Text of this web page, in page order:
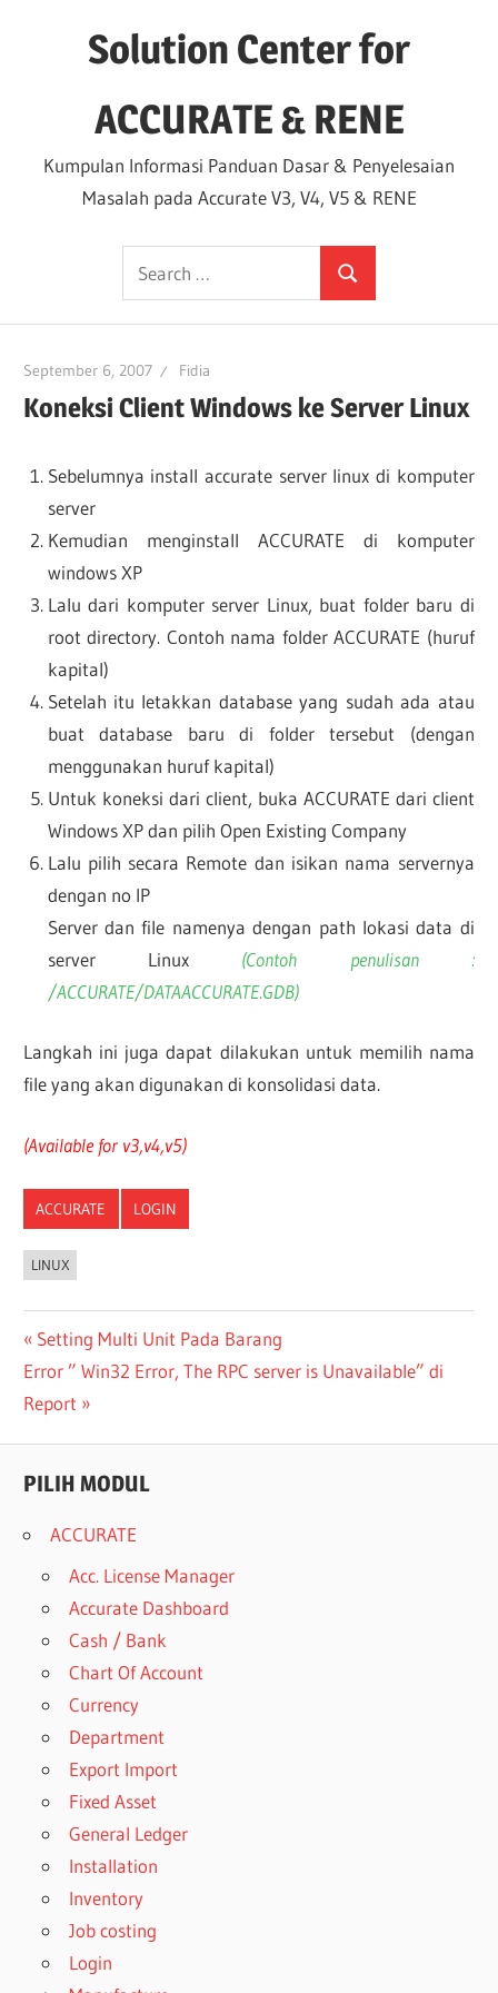
Solution Center for
ACCURATE & RENE
Kumpulan Informasi Panduan Dasar & Penyelesaian
Masalah pada Accurate V3, V4, V5 & RENE
Search
for:
Search
September 6, 2007 Fidia
Koneksi Client Windows ke Server Linux
Sebelumnya install accurate server linux di komputer
server
Kemudian menginstall ACCURATE di komputer
windows XP
Lalu dari komputer server Linux, buat folder baru di
root directory. Contoh nama folder ACCURATE (huruf
kapital)
Setelah itu letakkan database yang sudah ada atau
buat database baru di folder tersebut (dengan
menggunakan huruf kapital)
Untuk koneksi dari client, buka ACCURATE dari client
Windows XP dan pilih Open Existing Company
Lalu pilih secara Remote dan isikan nama servernya
dengan no IP
Server dan file namenya dengan path lokasi data di
server Linux (Contoh penulisan :
/ACCURATE/DATAACCURATE.GDB)
Langkah ini juga dapat dilakukan untuk memilih nama
file yang akan digunakan di konsolidasi data.
(Available for v3,v4,v5)
ACCURATE LOGIN
LINUX
Post
navigation
Previous
Post:
Setting Multi Unit Pada Barang
Next
Post:
Error ” Win32 Error, The RPC server is Unavailable” di
Report
PILIH MODUL
ACCURATE
Acc. License Manager
Accurate Dashboard
Cash / Bank
Chart Of Account
Currency
Department
Export Import
Fixed Asset
General Ledger
Installation
Inventory
Job costing
Login